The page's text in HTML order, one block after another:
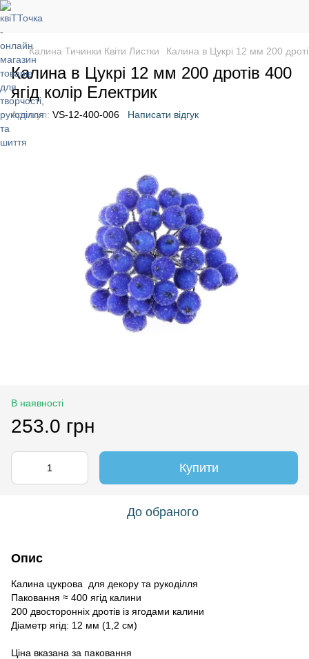
Калина Тичинки Квіти Листки Калина в Цукрі 12 мм 200
Калина в Цукрі 12 мм 200 дротів 400
ягід колір Електрик
Артикул: VS-12-400-006 Написати відгук
В наявності
253.0 грн
Купити
До обраного
Опис
Калина цукрова для декору та рукоділля
Паковання ≈ 400 ягід калини
200 двосторонніх дротів із ягодами калини
Діаметр ягід: 12 мм (1,2 см)
Ціна вказана за паковання